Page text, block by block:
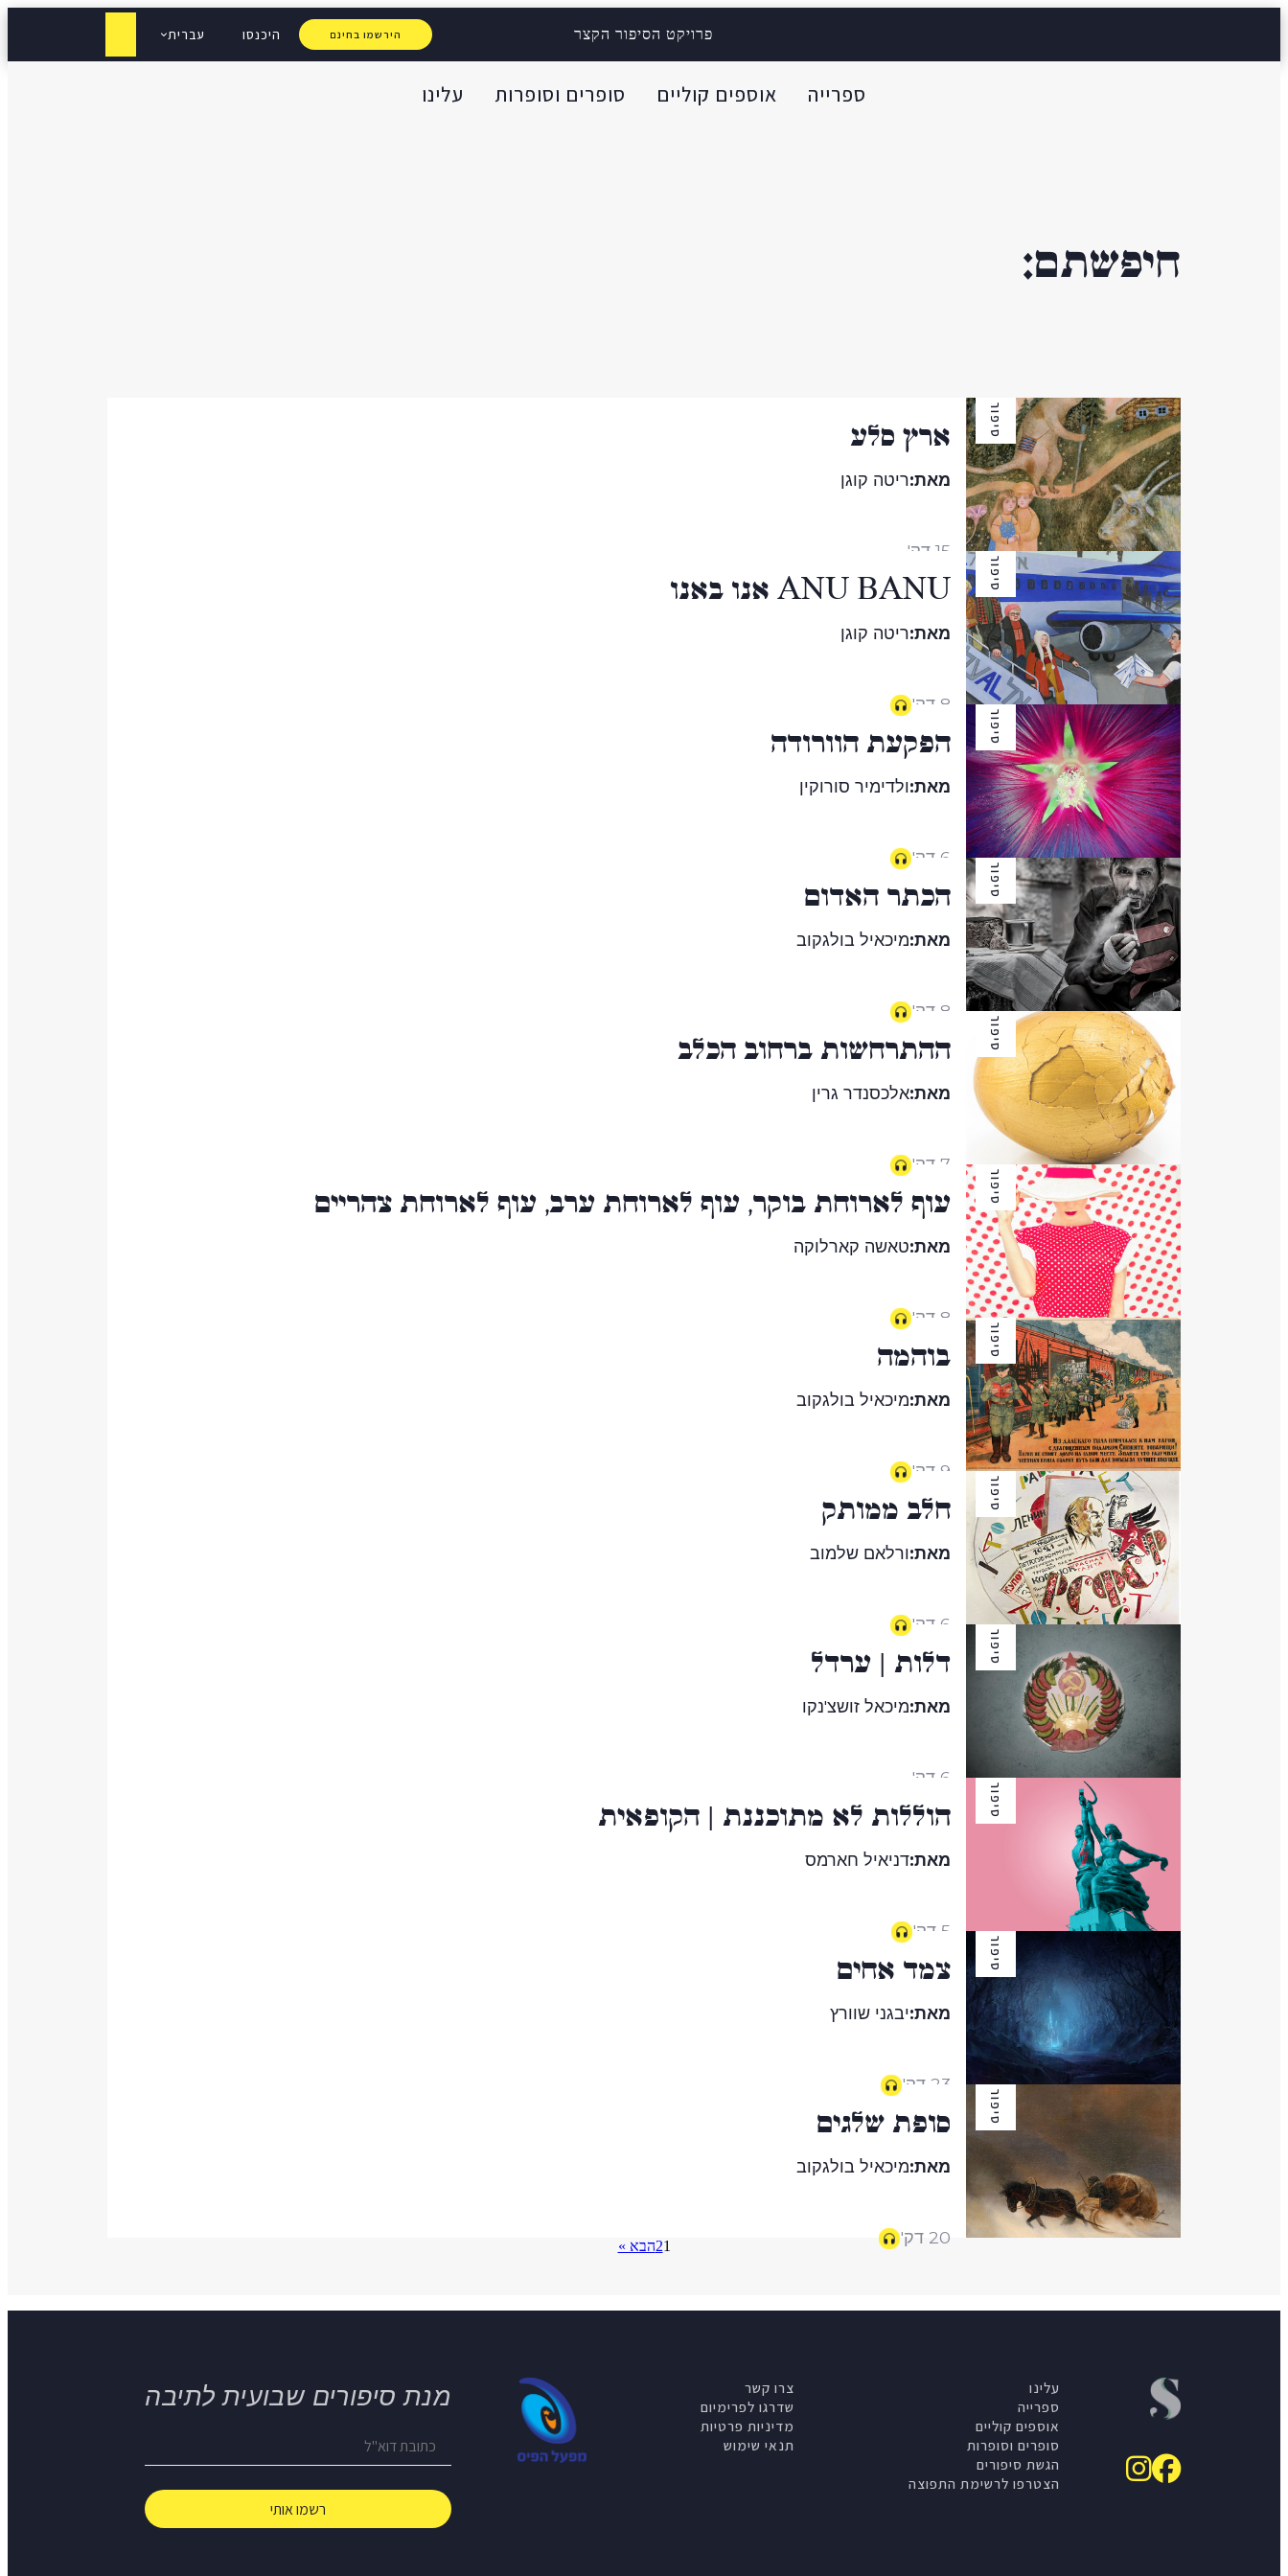
פרויקט הסיפור הקצר הירשמו בחינם היכנסו עברית
ספרייה אוספים קוליים סופרים וסופרות עלינו
חיפשתם:
סיפור ארץ סלע
מאת:ריטה קוגן
15 דק'
סיפור ANU BANU אנו באנו
מאת:ריטה קוגן
8 דק'
סיפור הפקעת הוורודה
מאת:ולדימיר סורוקין
6 דק'
סיפור הכתר האדום
מאת:מיכאיל בולגקוב
8 דק'
סיפור ההתרחשות ברחוב הכלב
מאת:אלכסנדר גרין
7 דק'
סיפור עוף לארוחת בוקר, עוף לארוחת ערב, עוף לארוחת צהריים
מאת:טאשה קארלוקה
8 דק'
סיפור בוהמה
מאת:מיכאיל בולגקוב
9 דק'
סיפור חלב ממותק
מאת:ורלאם שלמוב
6 דק'
סיפור דלות | ערדל
מאת:מיכאל זושצ'נקו
6 דק'
סיפור הוללות לא מתוכננת | הקופאית
מאת:דניאיל חארמס
5 דק'
סיפור צמד אחים
מאת:יבגני שוורץ
23 דק'
סיפור סופת שלגים
מאת:מיכאיל בולגקוב
20 דק' 1
2הבא »
עלינו
ספרייה
אוספים קוליים
סופרים וסופרות
הגשת סיפורים
הצטרפו לרשימת התפוצה
צרו קשר
שדרגו לפרימיום
מדיניות פרטיות
תנאי שימוש
מנת סיפורים שבועית לתיבה